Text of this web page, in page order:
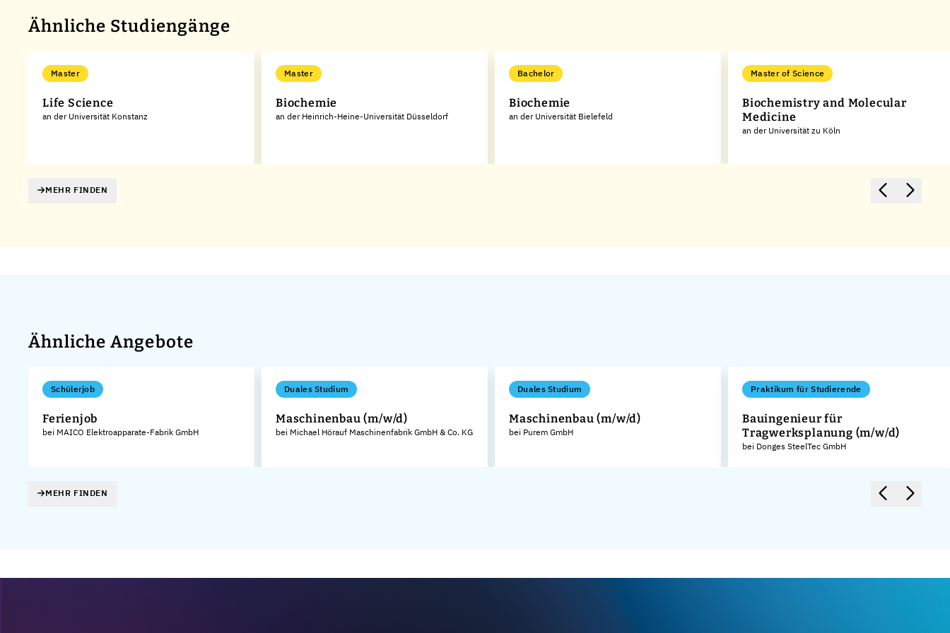
Ähnliche Studiengänge
Master
Life Science
an der Universität Konstanz
Master
Biochemie
an der Heinrich-Heine-Universität Düsseldorf
Bachelor
Biochemie
an der Universität Bielefeld
Master of Science
Biochemistry and Molecular
Medicine
an der Universität zu Köln
MEHR FINDEN
Ähnliche Angebote
Schülerjob
Ferienjob
bei MAICO Elektroapparate-Fabrik GmbH
Duales Studium
Maschinenbau (m/w/d)
bei Michael Hörauf Maschinenfabrik GmbH & Co. KG
Duales Studium
Maschinenbau (m/w/d)
bei Purem GmbH
Praktikum für Studierende
Bauingenieur für
Tragwerksplanung (m/w/d)
bei Donges SteelTec GmbH
MEHR FINDEN